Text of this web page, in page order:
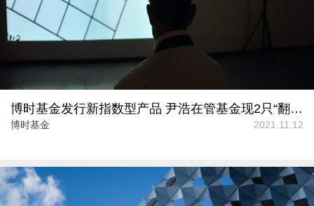
博时基金发行新指数型产品 尹浩在管基金现2只“翻倍基”
博时基金 2021.11.12